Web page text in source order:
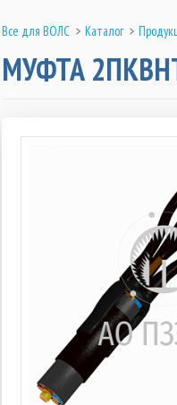
Все для ВОЛС > Каталог >
МУФТА